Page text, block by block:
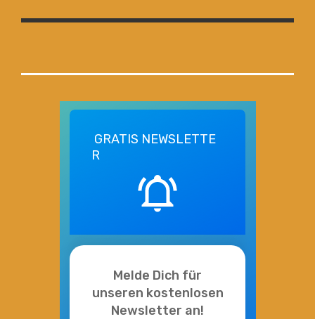
GRATIS NEWSLETTE
R
Melde Dich für
unseren kostenlosen
Newsletter an!